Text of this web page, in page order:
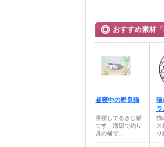
おすすめ素材「
昼寝中の野良猫
昼寝してるきじ猫
です 海辺で釣り
具の横で...
猫
猫
ス
り